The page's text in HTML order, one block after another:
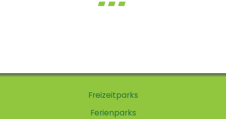
Freizeitparks
Ferienparks